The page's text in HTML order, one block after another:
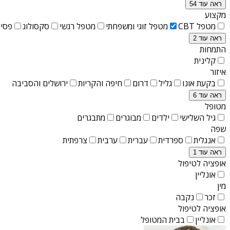
ראה עוד 54
מקצוע
מטפל CBT
מטפל זוגי ומשפחתי מטפל רגשי סקסולוג
ראה עוד 2
התמחות
קלינית
איזור
בקעת אונו
גליל דרום חיפה והקריות ירושלים והסביבה
ראה עוד 6
מטופל
גיל השלישי
ילדים מבוגרים
מתבגרים
שפה
אנגלית
ספרדית עברית ערבית צרפתית
ראה עוד 1
אופציה לטיפול
אונליין
מין
זכר
נקבה
אופציה לטיפול
אונליין
בבית המטופל